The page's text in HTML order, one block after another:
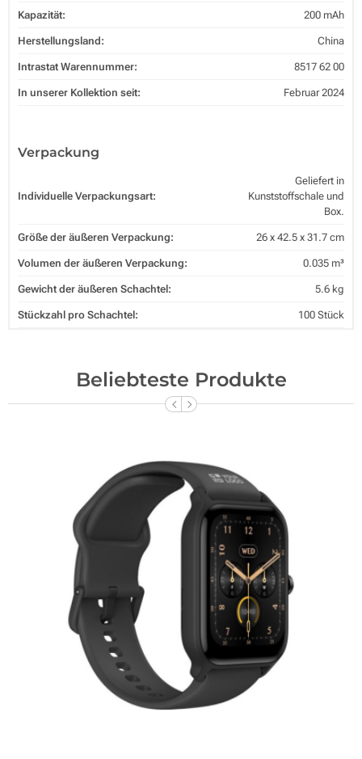
Kapazität: 200 mAh
Herstellungsland: China
Intrastat Warennummer: 8517 62 00
In unserer Kollektion seit: Februar 2024
Verpackung
Individuelle Verpackungsart:
Geliefert in
Kunststoffschale und
Box.
Größe der äußeren Verpackung: 26 x 42.5 x 31.7 cm
Volumen der äußeren Verpackung: 0.035 m³
Gewicht der äußeren Schachtel: 5.6 kg
Stückzahl pro Schachtel: 100 Stück
Beliebteste Produkte